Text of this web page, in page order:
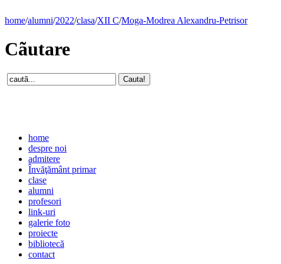
home/alumni/2022/clasa/XII C/Moga-Modrea Alexandru-Petrisor
Cãutare
home
despre noi
admitere
Învăţământ primar
clase
alumni
profesori
link-uri
galerie foto
proiecte
bibliotecă
contact